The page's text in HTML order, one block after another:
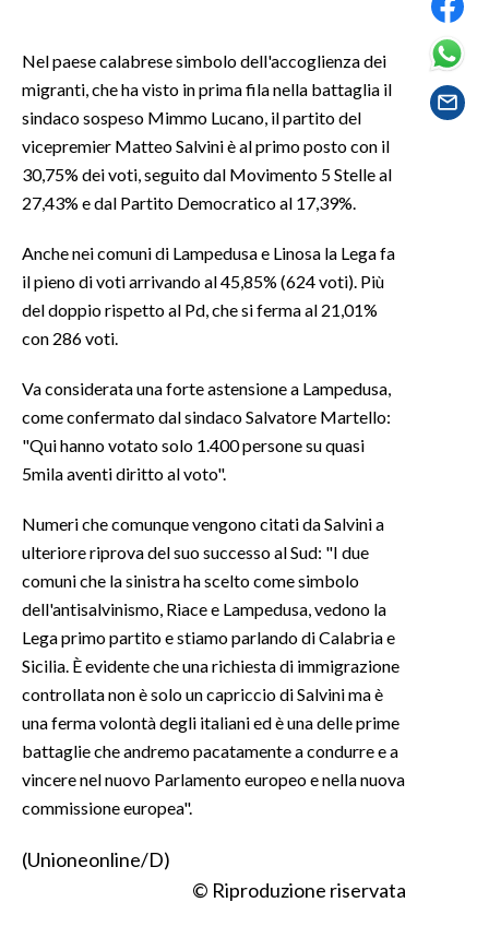
SARDEGNA TURISMO
SARDI NEL MONDO
NOTIZIE
EVENTI
#CARAUNIONE
3 MINUTI CON
INFO AZIENDE
ABBONATI
NECROLOGI
PUBBLICITÀ
SPIAGGE
Nel paese calabrese simbolo dell'accoglienza dei
migranti, che ha visto in prima fila nella battaglia il
sindaco sospeso Mimmo Lucano, il partito del
vicepremier Matteo Salvini è al primo posto con il
30,75% dei voti, seguito dal Movimento 5 Stelle al
27,43% e dal Partito Democratico al 17,39%.
Anche nei comuni di Lampedusa e Linosa la Lega fa
il pieno di voti arrivando al 45,85% (624 voti). Più
del doppio rispetto al Pd, che si ferma al 21,01%
con 286 voti.
Va considerata una forte astensione a Lampedusa,
come confermato dal sindaco Salvatore Martello:
"Qui hanno votato solo 1.400 persone su quasi
5mila aventi diritto al voto".
Numeri che comunque vengono citati da Salvini a
ulteriore riprova del suo successo al Sud: "I due
comuni che la sinistra ha scelto come simbolo
dell'antisalvinismo, Riace e Lampedusa, vedono la
Lega primo partito e stiamo parlando di Calabria e
Sicilia. È evidente che una richiesta di immigrazione
controllata non è solo un capriccio di Salvini ma è
una ferma volontà degli italiani ed è una delle prime
battaglie che andremo pacatamente a condurre e a
vincere nel nuovo Parlamento europeo e nella nuova
commissione europea".
(Unioneonline/D)
© Riproduzione riservata